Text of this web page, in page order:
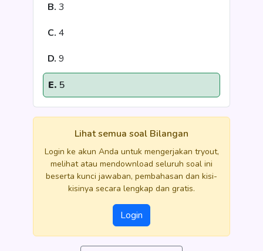
B. 3
C. 4
D. 9
E. 5
Lihat semua soal Bilangan
Login ke akun Anda untuk mengerjakan tryout,
melihat atau mendownload seluruh soal ini
beserta kunci jawaban, pembahasan dan kisi-
kisinya secara lengkap dan gratis.
Login